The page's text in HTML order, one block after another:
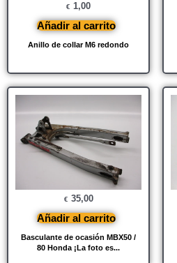
Anillo de collar M6 redondo
€ 1,00
Añadir al carrito
Basculante de ocasión MBX50 /
80 Honda ¡La foto es...
€ 35,00
Añadir al carrito